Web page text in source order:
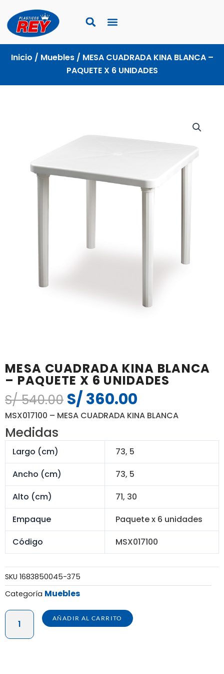
contenido
Inicio / Muebles/ MESA CUADRADA KINA BLANCA –
PAQUETE X 6 UNIDADES
MESA CUADRADA KINA BLANCA
– PAQUETE X 6 UNIDADES
S/540.00 El
precio
era:
S/ 540.00.
S/360.00
precio
es:
MSX017100 – MESA CUADRADA KINA BLANCA
Medidas
Largo (cm)
73, 5
Ancho (cm)
73, 5
Alto (cm)
71, 30
Empaque
Paquete x 6 unidades
Código
MSX017100
SKU 1683850045-375
Categoría Muebles
MESA
CUADRADA
KINA
AÑADIR AL CARRITO